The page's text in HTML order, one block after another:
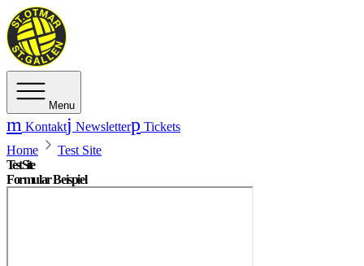
Menu
Kontakt Newsletter
Tickets
Home
Test Site
Test Site
Formular Beispiel